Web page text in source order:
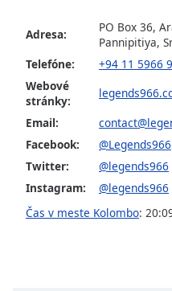
Opacity
Caption
Area
Background
Opacity
Adresa:
PO Box 36,
Pannipitiya,
Telefóne:
+94 11 5966
Webové
stránky:
Email:
Facebook:
@Legends966
Twitter:
@legends966
Instagram:
@legends966
Čas v meste Kolombo: